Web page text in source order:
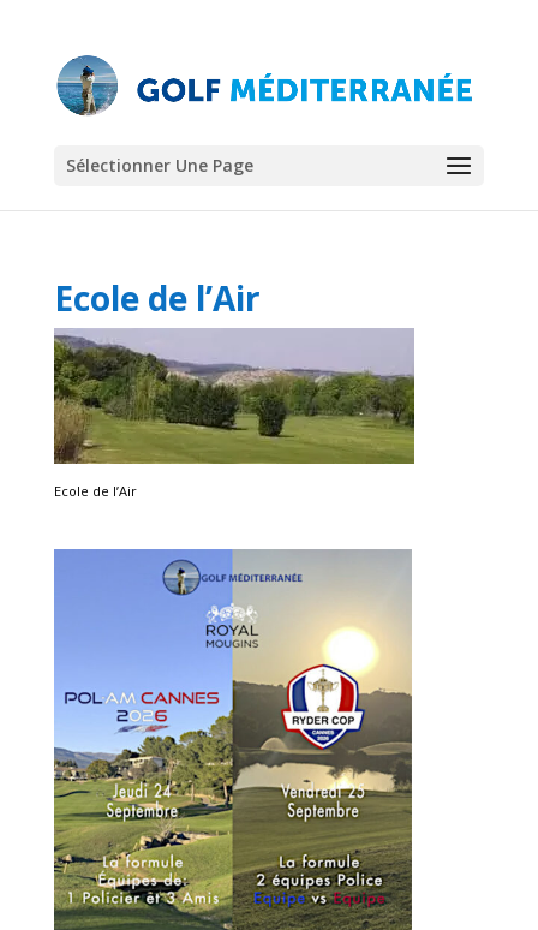
Sélectionner Une Page
Ecole de l’Air
Ecole de l’Air